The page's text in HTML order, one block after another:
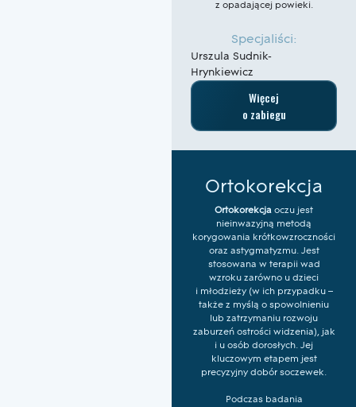
z opadającej powieki.
Specjaliści:
Urszula Sudnik-
Hrynkiewicz
Więcej
o zabiegu
Ortokorekcja
Ortokorekcja oczu jest
nieinwazyjną metodą
korygowania krótkowzroczności
oraz astygmatyzmu. Jest
stosowana w terapii wad
wzroku zarówno u dzieci
i młodzieży (w ich przypadku –
także z myślą o spowolnieniu
lub zatrzymaniu rozwoju
zaburzeń ostrości widzenia), jak
i u osób dorosłych. Jej
kluczowym etapem jest
precyzyjny dobór soczewek.
Podczas badania